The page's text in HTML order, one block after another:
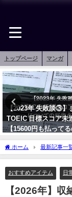
トップページ マンガ
【2023年 失敗談③】
TOEIC 目標スコア未
【15600円も払って
ホーム 最新記事一
11選【機能的＆省スペー
おすすめアイテム 日
【2026年】